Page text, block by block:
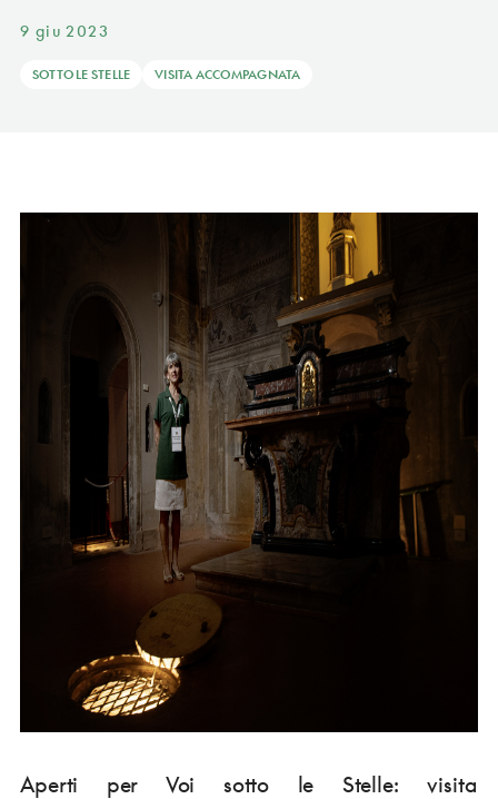
9 giu 2023
SOTTO LE STELLE VISITA ACCOMPAGNATA
Aperti per Voi sotto le Stelle: visita